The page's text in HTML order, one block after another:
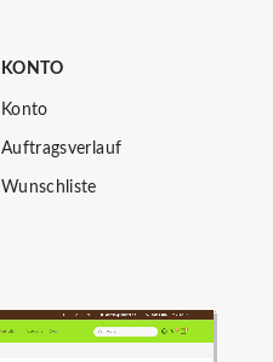
KONTO
Konto
Auftragsverlauf
Wunschliste